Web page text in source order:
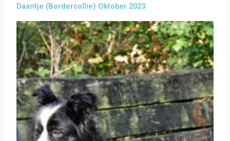
Daantje (Bordercollie) Oktober 2023